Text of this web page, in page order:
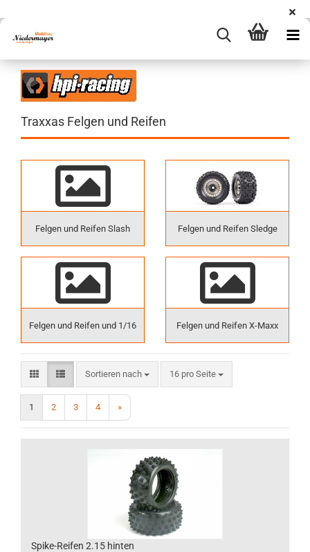
Traxxas Felgen und Reifen
Felgen und Reifen Slash Felgen und Reifen Sledge
Felgen und Reifen und 1/16 Felgen und Reifen X-Maxx
Sortieren nach
Sortieren nach 16 pro Seite
pro Seite
1 2 3 4 »
Spike-Reifen 2.15 hinten